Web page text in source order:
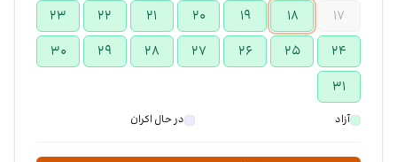
۱۷
۱۸ ۱۹ ۲۰ ۲۱ ۲۲
۲۳
۲۴
۲۵ ۲۶ ۲۷ ۲۸ ۲۹
۳۰
۳۱
آزاد در حال اکران